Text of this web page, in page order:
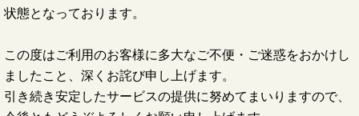
状態となっております。
この度はご利用のお客様に多大なご不便・ご迷惑をおかけし
ましたこと、深くお詫び申し上げます。
引き続き安定したサービスの提供に努めてまいりますので、